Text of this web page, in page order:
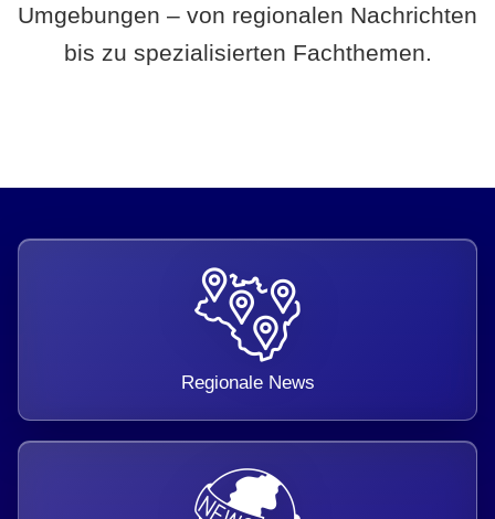
Umgebungen – von regionalen Nachrichten
bis zu spezialisierten Fachthemen.
Regionale News